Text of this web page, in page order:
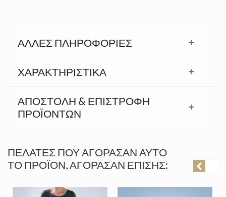
ΆΛΛΕΣ ΠΛΗΡΟΦΟΡΊΕΣ
ΧΑΡΑΚΤΗΡΙΣΤΙΚΆ
ΑΠΟΣΤΟΛΉ & ΕΠΙΣΤΡΟΦΉ
ΠΡΟΪΟΝΤΩΝ
ΠΕΛΆΤΕΣ ΠΟΥ ΑΓΌΡΑΣΑΝ ΑΥΤΌ
ΤΟ ΠΡΟΪΌΝ, ΑΓΌΡΑΣΑΝ ΕΠΊΣΗΣ: